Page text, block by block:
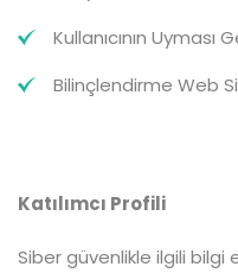
Kullanıcının Uyması
Bilinçlendirme Web
Katılımcı Profili
Siber güvenlikle ilgili bilgi